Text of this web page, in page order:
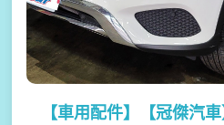
【車用配件】
【冠傑汽